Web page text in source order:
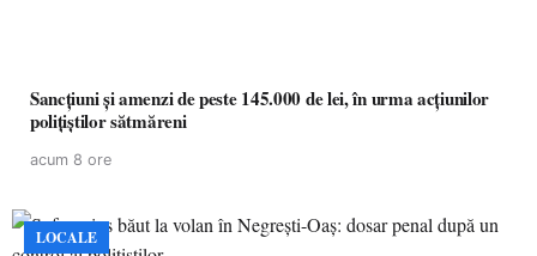
Sancțiuni și amenzi de peste 145.000 de lei, în urma acțiunilor
polițiștilor sătmăreni
acum 8 ore
LOCALE